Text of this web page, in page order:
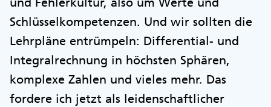
Schlüsselkompetenzen. Und wir sollten die
Lehrpläne entrümpeln: Differential- und
Integralrechnung in höchsten Sphären,
komplexe Zahlen und vieles mehr. Das
fordere ich jetzt als leidenschaftlicher